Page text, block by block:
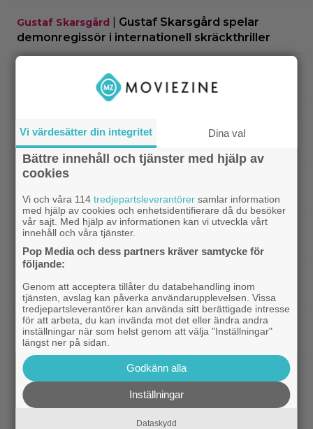
Gustaf Skarsgård
Gustaf Skarsgård spelar
demonregissör i internationell skräckthriller
biofloppar: ”Kommer gå bra på streaming”
avsnitt av ny Ryan Murphy-thriller har anlänt till
Disney+
Svensk film
Bergqvists mest sågade film
TV-tips|Ikväll på tv: Storslaget fantasy-äventyr
Kushner nu – ”blodbad” väntar
Bioaktuellt| Biopremiär för Jackie Chans nya
actionrökare – och snart filmas uppföljaren
Skräck
Filmpostern var för läskig – Warner Bros
får skäll
Vi värdesätter din integritet Dina val
Bättre innehåll och tjänster med hjälp av
cookies
Vi och våra 114tredjepartsleverantörer samlar information
med hjälp av cookies och enhetsidentifierare då du besöker
vår sajt. Med hjälp av informationen kan vi utveckla vårt
innehåll och våra tjänster.
Pop Media och dess partners kräver samtycke för
följande:
Genom att acceptera tillåter du databehandling inom
tjänsten, avslag kan påverka användarupplevelsen. Vissa
tredjepartsleverantörer kan använda sitt berättigade intresse
för att arbeta, du kan invända mot det eller ändra andra
inställningar när som helst genom att välja "Inställningar"
längst ner på sidan.
Godkänn alla
Inställningar
Dataskydd